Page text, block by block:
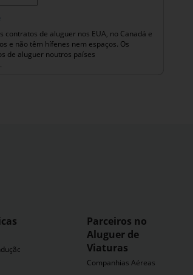
contratos de aluguer nos EUA, no Canadá e
e não têm hífenes nem espaços. Os
de aluguer noutros países
Parceiros no
Aluguer de
Viaturas
Companhias Aéreas